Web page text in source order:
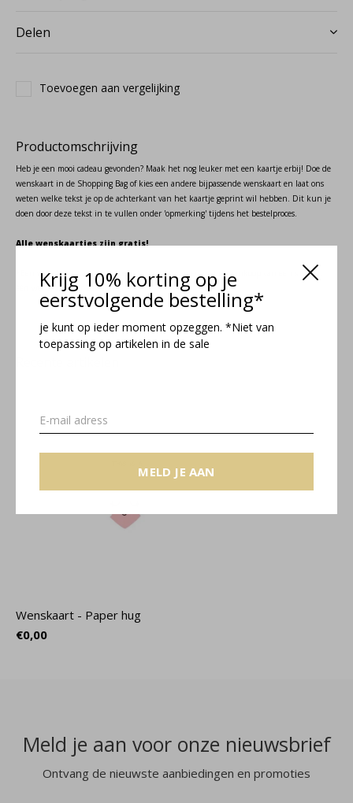
Krijg 10% korting op je
eerstvolgende bestelling*
je kunt op ieder moment opzeggen. *Niet van
toepassing op artikelen in de sale
MELD JE AAN
Delen
Toevoegen aan vergelijking
Productomschrijving
Heb je een mooi cadeau gevonden? Maak het nog leuker met een kaartje erbij! Doe de
wenskaart in de Shopping Bag of kies een andere bijpassende wenskaart en laat ons
weten welke tekst je op de achterkant van het kaartje geprint wil hebben. Dit kun je
doen door deze tekst in te vullen onder 'opmerking' tijdens het bestelproces.
Alle wenskaartjes zijn gratis!
*Een wenskaart kan alleen besteld worden samen met de aankoop van een sieraad,
één wenskaart per bestelling.
Wenskaart - Paper hug
€0,00
Meld je aan voor onze nieuwsbrief
Ontvang de nieuwste aanbiedingen en promoties